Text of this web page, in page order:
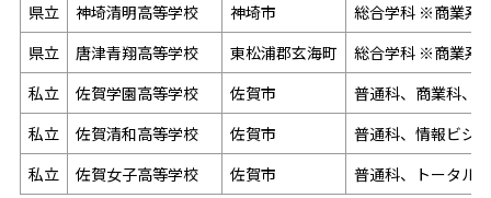
県立
神埼清明高等学校 神埼市
総合学科 ※商業系
県立
唐津青翔高等学校 東松浦郡玄海町
総合学科 ※商業系
私立
佐賀学園高等学校 佐賀市
普通科、商業科、
私立
佐賀清和高等学校 佐賀市
普通科、情報ビジ
私立
佐賀女子高等学校 佐賀市 普通科、トータル